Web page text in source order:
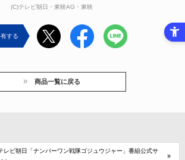
(C)テレビ朝日・東映AG・東映
する
商品一覧に戻る
レビ朝日「ナンバーワン戦隊ゴジュウジャー」番組公式サ